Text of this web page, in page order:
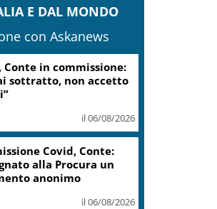
E DAL MONDO
con Askanews
Conte in commissione:
sottratto, non accetto
il 06/08/2026
Covid, Conte:
alla Procura un
anonimo
il 06/08/2026